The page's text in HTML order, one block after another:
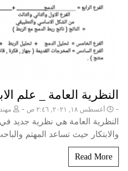
النظرية العامة _ علم
- أغسطس ١٨, ٢٠٢١, ٢:٤٦ ص -
النظرية العامة هي نظرية جديد في
والابتكار حيث تساعد المهتم
Read More